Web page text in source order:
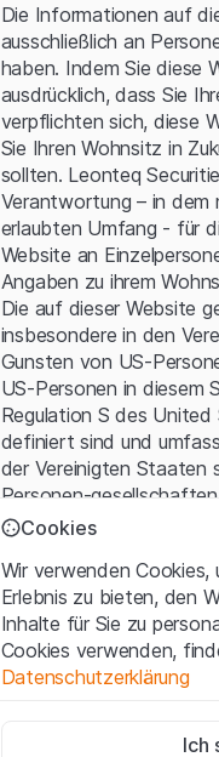
Die Informationen auf
ausschließlich an
haben. Indem Sie diese
ausdrücklich, dass Sie
verpflichten sich, diese
Sie Ihren Wohnsitz in
sollten. Leonteq
Verantwortung – in
erlaubten Umfang - für
Website an
Angaben zu ihrem
Die auf dieser Website
insbesondere in den
Gunsten von US-
US-Personen in diesem
Regulation S des
definiert sind und
der Vereinigten Staaten
Personen-gesellschaften.
Mit dem Zugriff auf
rechtlichen
Nutzungsbedingungen
Wenn Sie mit den
sind, unterlassen Sie
Kein Angebot, keine
Cookies
Wir verwenden Cookies,
Erlebnis zu bieten, den
Inhalte für Sie zu
Cookies verwenden,
Datenschutzerklärung
Diese Cookies sind für die
Ich